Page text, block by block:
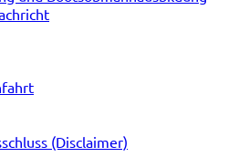
(Disclaimer)